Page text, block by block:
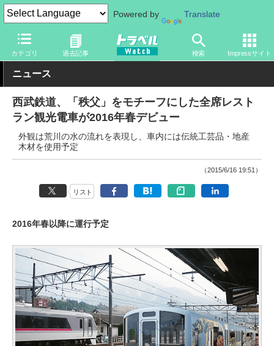
Powered by Translate
カテゴリ 過去記事 検索 Impressサイト
トラベル Watch 企業・政府・官庁 鉄道 関東私鉄
ニュース
西武鉄道、「秩父」をモチーフにした全席レスト
ラン観光電車が2016年春デビュー
外観は荒川の水の流れを表現し、車内には伝統工芸品・地産
木材を使用予定
（2015/6/16 19:51）
リスト
2016年春以降に運行予定